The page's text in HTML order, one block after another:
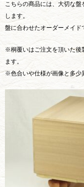
こちらの商品には、大切な
します。
盤に合わせたオーダーメイド
※桐覆いはご注文を頂いた後
ます。
※色合いや仕様が画像と多少